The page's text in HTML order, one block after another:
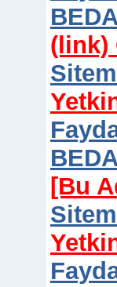
(link)
[Bu